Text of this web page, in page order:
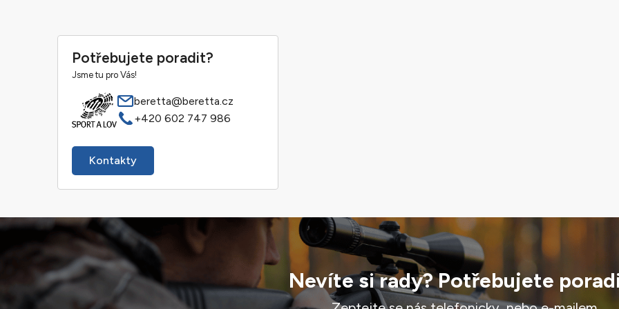
Potřebujete poradit?
Jsme tu pro Vás!
beretta@beretta.cz
+420 602 747 986
Kontakty
Nevíte si rady? Potřebujete